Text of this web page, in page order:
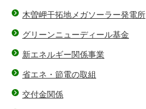
木曽岬干拓地メガソーラー発電所
グリーンニューディール基金
新エネルギー関係事業
省エネ・節電の取組
交付金関係